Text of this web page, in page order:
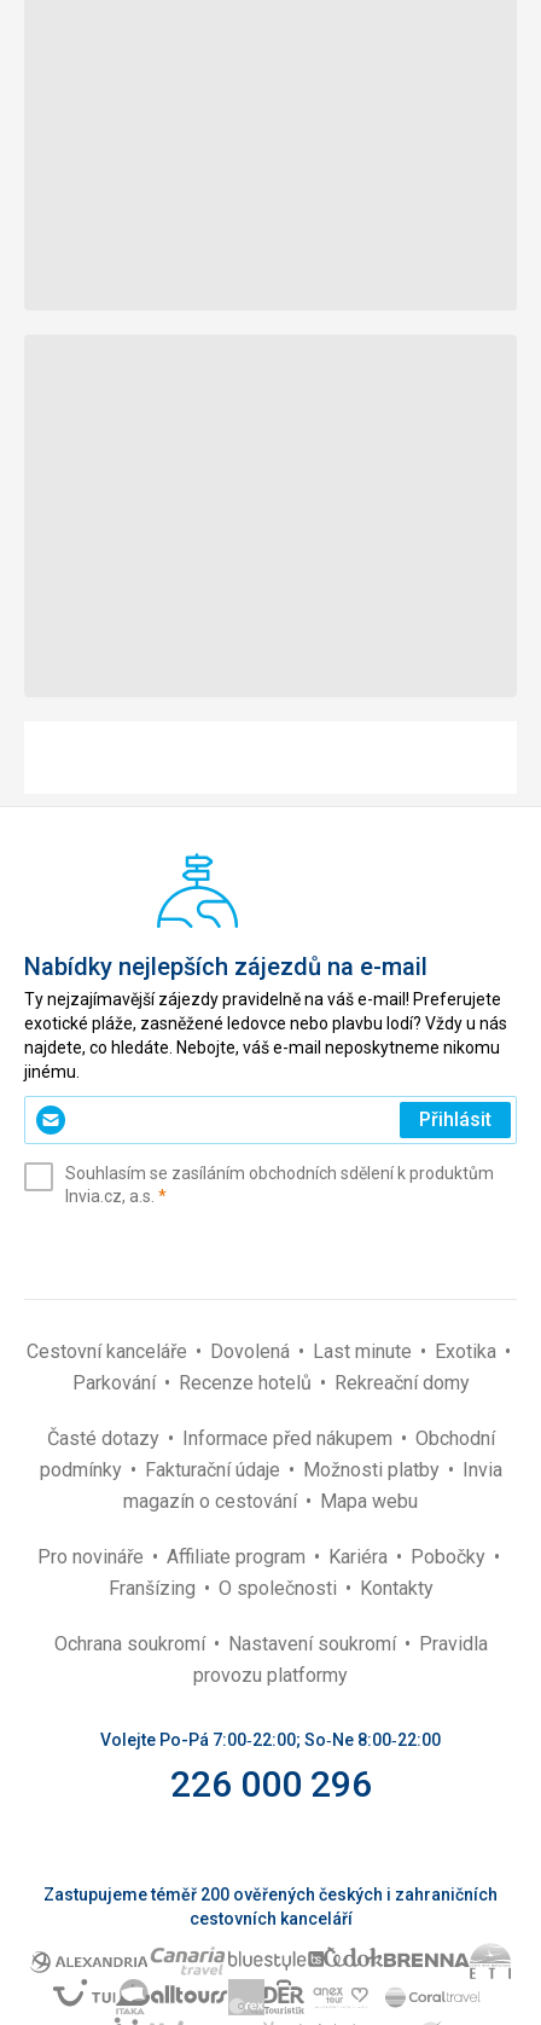
Nabídky nejlepších zájezdů na e-mail
Ty nejzajímavější zájezdy pravidelně na váš e-mail! Preferujete
exotické pláže, zasněžené ledovce nebo plavbu lodí? Vždy u nás
najdete, co hledáte. Nebojte, váš e-mail neposkytneme nikomu
jinému.
Zadejte
svůj
(povinné)
Přihlásit
Souhlasím se zasíláním obchodních sdělení k produktům
Invia.cz, a.s. *(povinné)
Cestovní kanceláře Dovolená Last minute
Exotika
Parkování
Recenze hotelů Rekreační domy
Časté dotazy Informace před nákupem
Obchodní
podmínky
Fakturační údaje Možnosti platby
Invia
magazín o cestování
Mapa webu
Pro novináře Affiliate program Kariéra
Pobočky
Franšízing
O společnosti Kontakty
Ochrana soukromí Nastavení soukromí
Pravidla
provozu platformy
Volejte Po-Pá 7:00‑22:00; So‑Ne 8:00‑22:00
226 000 296
Zastupujeme téměř 200 ověřených českých i zahraničních
cestovních kanceláří